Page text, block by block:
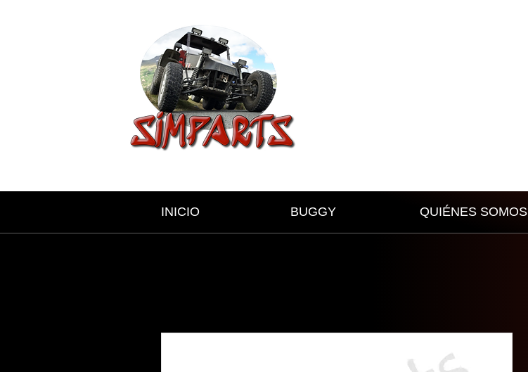
INICIO BUGGY QUIÉNES SOMOS